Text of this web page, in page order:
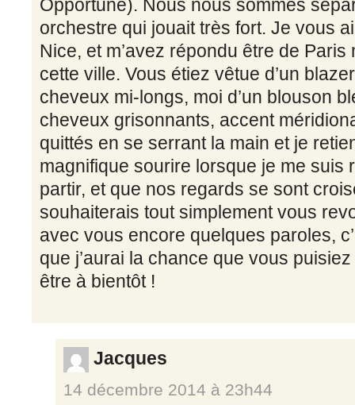
Opportune). Nous nous sommes
orchestre qui jouait très fort. Je vous
Nice, et m’avez répondu être de
cette ville. Vous étiez vêtue d’un
cheveux mi-longs, moi d’un blouson
cheveux grisonnants, accent
quittés en se serrant la main et je
magnifique sourire lorsque je me suis
partir, et que nos regards se sont
souhaiterais tout simplement vous
avec vous encore quelques paroles,
que j’aurai la chance que vous
être à bientôt !
Jacques
14 décembre 2014 à 23h44